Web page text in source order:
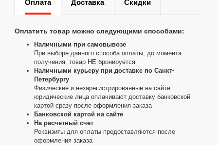
Оплата Доставка Скидки
Оплатить товар можно следующими способами:
Наличными при самовывозе
При выборе данного способа оплаты, до момента
получения, товар НЕ бронируется
Наличными курьеру при доставке по Санкт-
Петербургу
Физические и незарегистрированные на сайте
юридические лица оплачивают доставку банковской
картой сразу после оформления заказа
Банковской картой на сайте
На расчетный счет
Реквизиты для оплаты предоставляются после
оформления заказа